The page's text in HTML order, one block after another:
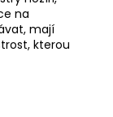
na
mají
kterou